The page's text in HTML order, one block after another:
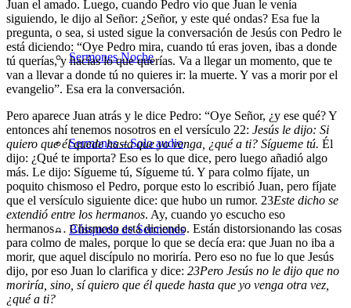
Sermones Noche
Sermones – Solo audio
Búsqueda de Sermones
Juan el amado. Luego, cuando Pedro vio que Juan le venía
siguiendo, le dijo al Señor: ¿Señor, y este qué ondas? Esa fue la
pregunta, o sea, si usted sigue la conversación de Jesús con Pedro le
está diciendo: “Oye Pedro mira, cuando tú eras joven, ibas a donde
tú querías, y hacías lo que querías. Va a llegar un momento, que te
van a llevar a donde tú no quieres ir: la muerte. Y vas a morir por el
evangelio”. Esa era la conversación.
Pero aparece Juan atrás y le dice Pedro: “Oye Señor, ¿y ese qué? Y
entonces ahí tenemos nosotros en el versículo 22: Jesús le dijo: Si
quiero que él quede hasta que yo venga, ¿qué a ti? Sígueme tú. Él
dijo: ¿Qué te importa? Eso es lo que dice, pero luego añadió algo
más. Le dijo: Sígueme tú, Sígueme tú. Y para colmo fíjate, un
poquito chismoso el Pedro, porque esto lo escribió Juan, pero fíjate
que el versículo siguiente dice: que hubo un rumor. 23Este dicho se
extendió entre los hermanos. Ay, cuando yo escucho eso
hermanos… Chismoso está diciendo. Están distorsionando las cosas
para colmo de males, porque lo que se decía era: que Juan no iba a
morir, que aquel discípulo no moriría. Pero eso no fue lo que Jesús
dijo, por eso Juan lo clarifica y dice: 23Pero Jesús no le dijo que no
moriría, sino, sí quiero que él quede hasta que yo venga otra vez,
¿qué a ti?